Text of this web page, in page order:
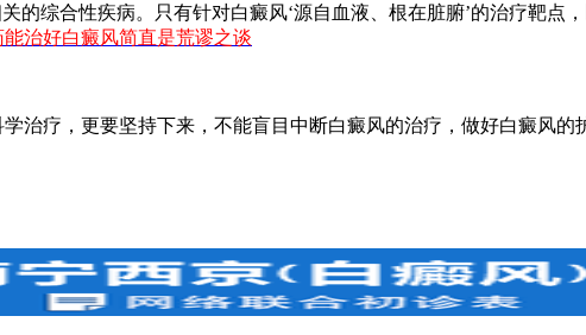
综合性疾病。只有针对白癜风‘源自血液、根在脏腑’的治疗靶点
治好白癜风简直是荒谬之谈
疗，更要坚持下来，不能盲目中断白癜风的治疗，做好白癜风的